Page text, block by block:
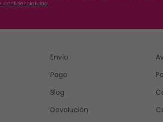
confidencialidad .
Envío
Pago
Blog
Devolución